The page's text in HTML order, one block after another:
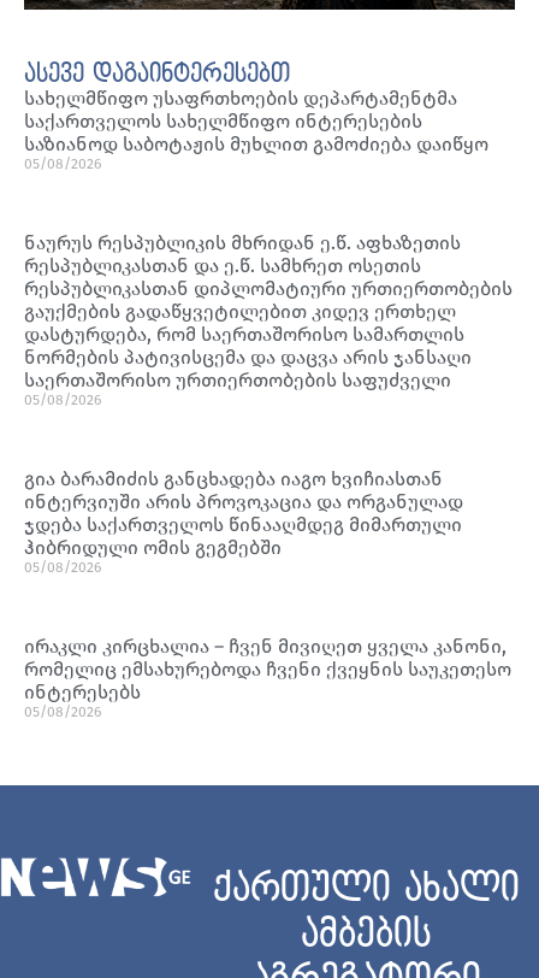
ასევე დაგაინტერესებთ
სახელმწიფო უსაფრთხოების დეპარტამენტმა
საქართველოს სახელმწიფო ინტერესების
საზიანოდ საბოტაჟის მუხლით გამოძიება დაიწყო
05/08/2026
ნაურუს რესპუბლიკის მხრიდან ე.წ. აფხაზეთის
რესპუბლიკასთან და ე.წ. სამხრეთ ოსეთის
რესპუბლიკასთან დიპლომატიური ურთიერთობების
გაუქმების გადაწყვეტილებით კიდევ ერთხელ
დასტურდება, რომ საერთაშორისო სამართლის
ნორმების პატივისცემა და დაცვა არის ჯანსაღი
საერთაშორისო ურთიერთობების საფუძველი
05/08/2026
გია ბარამიძის განცხადება იაგო ხვიჩიასთან
ინტერვიუში არის პროვოკაცია და ორგანულად
ჯდება საქართველოს წინააღმდეგ მიმართული
ჰიბრიდული ომის გეგმებში
05/08/2026
ირაკლი კირცხალია – ჩვენ მივიღეთ ყველა კანონი,
რომელიც ემსახურებოდა ჩვენი ქვეყნის საუკეთესო
ინტერესებს
05/08/2026
ქართული ახალი
ამბების